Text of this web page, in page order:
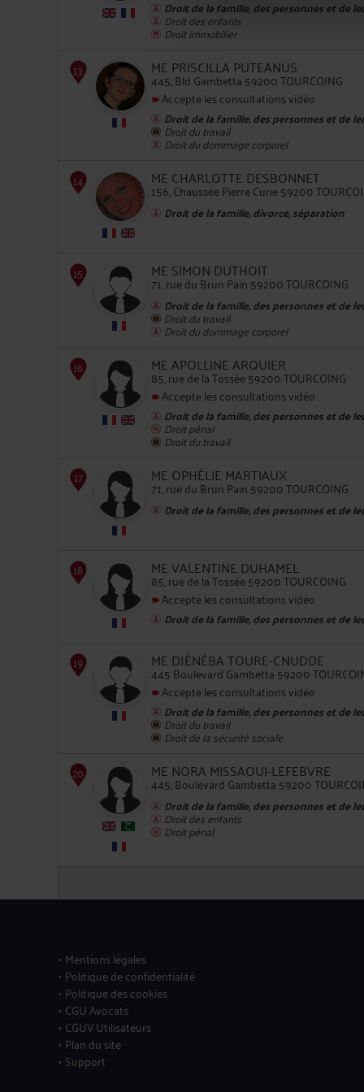
11
12
Droit de la famille, des personnes et de
Droit des enfants
Droit immobilier
ME PRISCILLA PUTEANUS
445, Bld Gambetta 59200 TOURCOING
Accepte les consultations vidéo
Droit de la famille, des personnes et de
Droit du travail
Droit du dommage corporel
ME CHARLOTTE DESBONNET
156, Chaussée Pierre Curie 59200
Droit de la famille, divorce, séparation
15
ME SIMON DUTHOIT
71, rue du Brun Pain 59200 TOURCOING
Droit de la famille, des personnes et de
Droit du travail
Droit du dommage corporel
16
ME APOLLINE ARQUIER
85, rue de la Tossée 59200 TOURCOING
Accepte les consultations vidéo
Droit de la famille, des personnes et de
Droit pénal
Droit du travail
17
ME OPHÉLIE MARTIAUX
71, rue du Brun Pain 59200 TOURCOING
Droit de la famille, des personnes et de
ME VALENTINE DUHAMEL
85, rue de la Tossée 59200 TOURCOING
Accepte les consultations vidéo
Droit de la famille, des personnes et de
ME DJÉNÉBA TOURE-CNUDDE
445 Boulevard Gambetta 59200
Accepte les consultations vidéo
Droit de la famille, des personnes et de
Droit du travail
Droit de la sécurité sociale
ME NORA MISSAOUI-LEFEBVRE
445, Boulevard Gambetta 59200
Droit de la famille, des personnes et de
Droit des enfants
Droit pénal
Mentions légales
Politique de confidentialité
Politique des cookies
CGU Avocats
CGUV Utilisateurs
Plan du site
Support